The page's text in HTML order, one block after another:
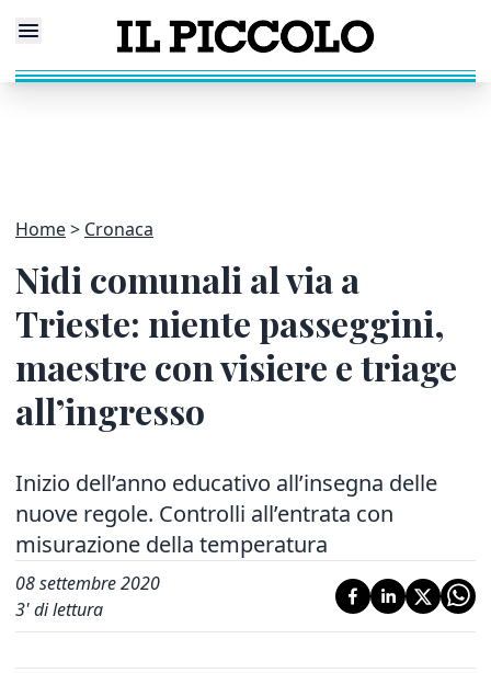
Home Cronaca
Nidi comunali al via a
Trieste: niente passeggini,
maestre con visiere e triage
all’ingresso
Inizio dell’anno educativo all’insegna delle
nuove regole. Controlli all’entrata con
misurazione della temperatura
08 settembre 2020
3' di lettura